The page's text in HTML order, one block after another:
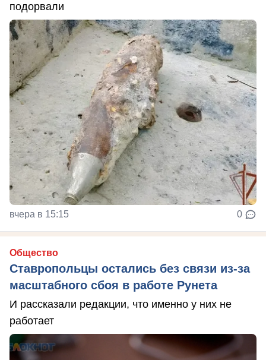
подорвали
вчера в 15:15 0
Общество
Ставропольцы остались без связи из-за
масштабного сбоя в работе Рунета
И рассказали редакции, что именно у них не
работает